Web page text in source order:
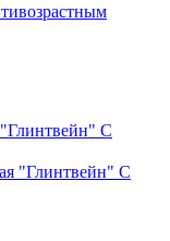
"Глинтвейн" С